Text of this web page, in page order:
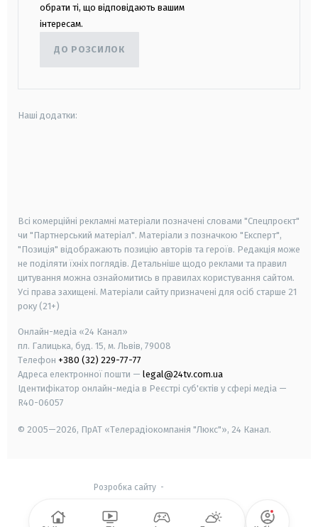
обрати ті, що відповідають вашим
інтересам.
ДО РОЗСИЛОК
Наші додатки:
Всі комерційні рекламні матеріали позначені словами "Спецпроєкт"
чи "Партнерський матеріал". Матеріали з позначкою "Експерт",
"Позиція" відображають позицію авторів та героїв. Редакція може
не поділяти їхніх поглядів. Детальніше щодо реклами та правил
цитування можна ознайомитись в правилах користування сайтом.
Усі права захищені. Матеріали сайту призначені для осіб старше 21
року (21+)
Онлайн-медіа «24 Канал»
пл. Галицька, буд. 15, м. Львів, 79008
Телефон +380 (32) 229-77-77
Адреса електронної пошти — legal@24tv.com.ua
Ідентифікатор онлайн-медіа в Реєстрі суб'єктів у сфері медіа —
R40-06057
© 2005—2026, ПрАТ «Телерадіокомпанія "Люкс"», 24 Канал.
Розробка сайту-